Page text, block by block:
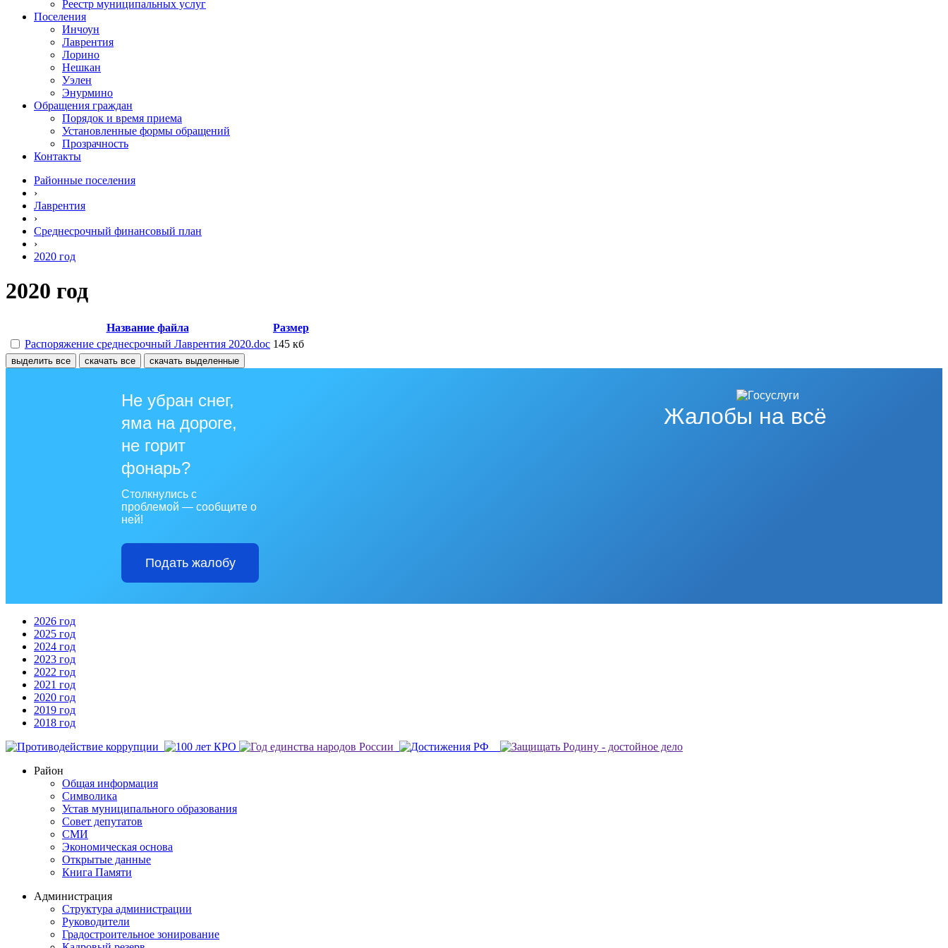
Реестр муниципальных услуг
Поселения
Инчоун
Лаврентия
Лорино
Нешкан
Уэлен
Энурмино
Обращения граждан
Порядок и время приема
Установленные формы обращений
Прозрачность
Контакты
Районные поселения
›
Лаврентия
›
Среднесрочный финансовый план
›
2020 год
2020 год
Название файла
Размер
Распоряжение среднесрочный Лаврентия 2020.doc 145 кб
выделить все скачать все скачать выделенные
Жалобы на всё
Не убран снег,
яма на дороге,
не горит
фонарь?
Столкнулись с
проблемой — сообщите о
ней!
Подать жалобу
2026 год
2025 год
2024 год
2023 год
2022 год
2021 год
2020 год
2019 год
2018 год
Район
Общая информация
Символика
Устав муниципального образования
Совет депутатов
СМИ
Экономическая основа
Открытые данные
Книга Памяти
Администрация
Структура администрации
Руководители
Градостроительное зонирование